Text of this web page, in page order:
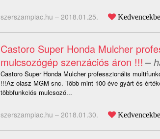
szerszampiac.hu – 2018.01.25. Kedvencekbe
Castoro Super Honda Mulcher
mulcsozógép szenzációs áron !!! –
Castoro Super Honda Mulcher professzionális
!!!Az olasz MGM snc. Több mint 100 éve gyárt és
többfunkciós mulcsozó...
szerszampiac.hu – 2018.01.30. Kedvencekbe